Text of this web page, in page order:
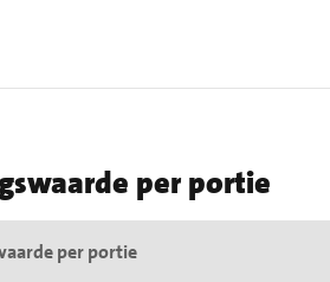
per portie
per portie